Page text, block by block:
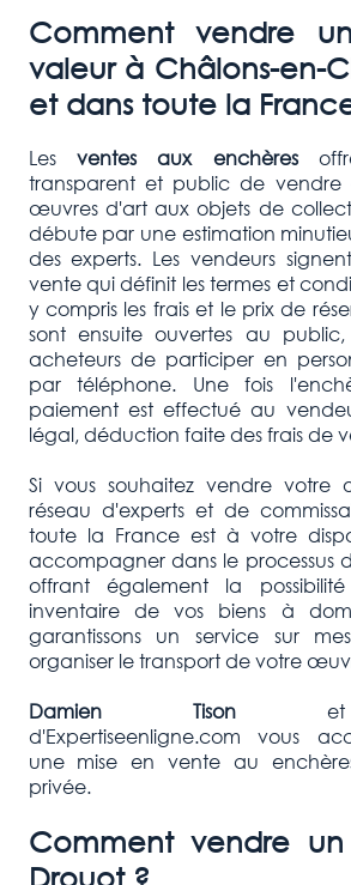
Comment vendre
valeur à Châlons-en-
et dans toute la
Les ventes aux enchères
transparent et public de vendre
œuvres d'art aux objets de
débute par une estimation
des experts. Les vendeurs
vente qui définit les termes et
y compris les frais et le prix de
sont ensuite ouvertes au
acheteurs de participer en
par téléphone. Une fois
paiement est effectué au
légal, déduction faite des frais de
Si vous souhaitez vendre votre
réseau d'experts et de
toute la France est à votre
accompagner dans le processus
offrant également la
inventaire de vos biens à
garantissons un service sur
organiser le transport de votre
Damien Tisonet
d'Expertiseenligne.com vous
une mise en vente au
privée.
Comment vendre
Drouot ?